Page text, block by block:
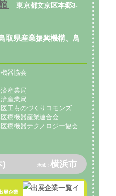
東京都文京区本郷3-
取県産業振興機構、鳥
器協会
産業局
産業局
工ものづくりコモンズ
療機器産業連合会
療機器テクノロジー協会
) 地域：横浜市
展企業